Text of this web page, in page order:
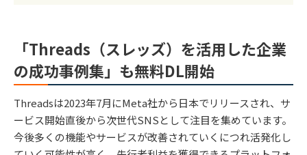
「Threads（スレッズ）を活用した企業
の成功事例集」も無料DL開始
Threadsは2023年7月にMeta社から日本でリリースされ、サ
ービス開始直後から次世代SNSとして注目を集めています。
今後多くの機能やサービスが改善されていくにつれ活発化し